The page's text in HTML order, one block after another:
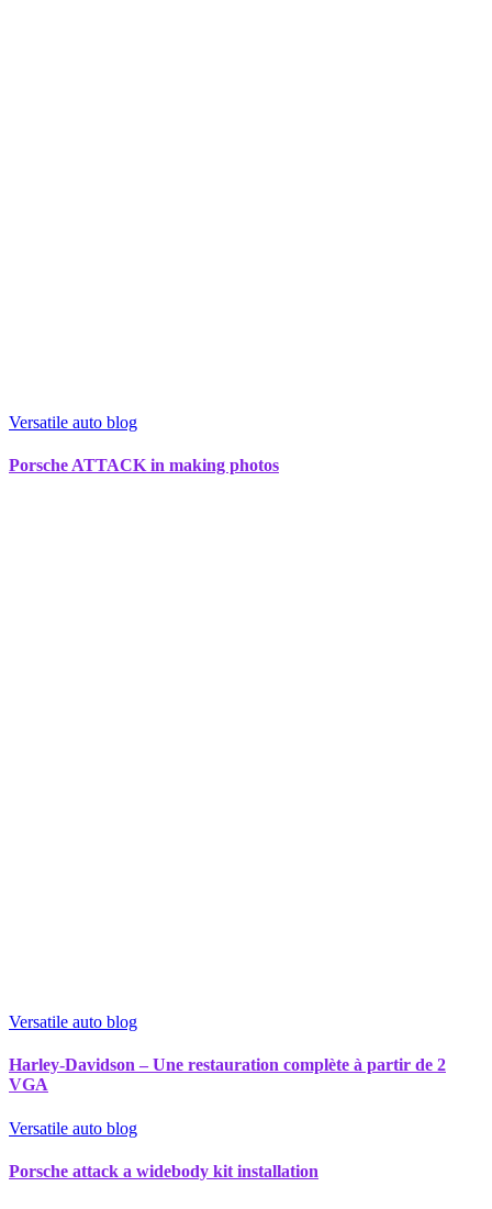
Versatile auto blog
Porsche ATTACK in making photos
Versatile auto blog
Harley-Davidson – Une restauration complète à partir de 2
VGA
Versatile auto blog
Porsche attack a widebody kit installation